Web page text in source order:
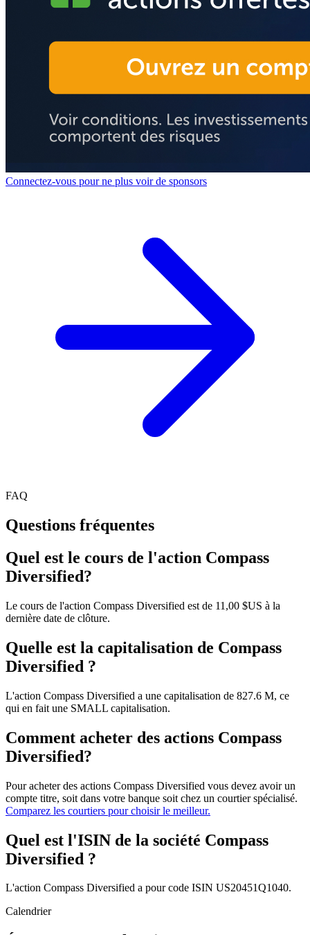
Connectez-vous pour ne plus voir de sponsors
FAQ
Questions fréquentes
Quel est le cours de l'action Compass
Diversified?
Le cours de l'action Compass Diversified est de 11,00 $US à la
dernière date de clôture.
Quelle est la capitalisation de Compass
Diversified ?
L'action Compass Diversified a une capitalisation de 827.6 M, ce
qui en fait une SMALL capitalisation.
Comment acheter des actions Compass
Diversified?
Pour acheter des actions Compass Diversified vous devez avoir un
compte titre, soit dans votre banque soit chez un courtier spécialisé.
Comparez les courtiers pour choisir le meilleur.
Quel est l'ISIN de la société Compass
Diversified ?
L'action Compass Diversified a pour code ISIN US20451Q1040.
Calendrier